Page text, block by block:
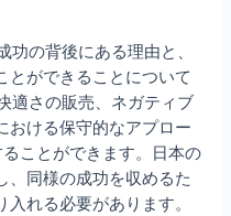
の背後にある理由と、
とができることについて
適さの販売、ネガティブ
おける保守的なアプロー
ことができます。日本の
、同様の成功を収めるた
れる必要があります。